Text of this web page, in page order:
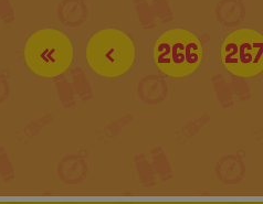
« < 266